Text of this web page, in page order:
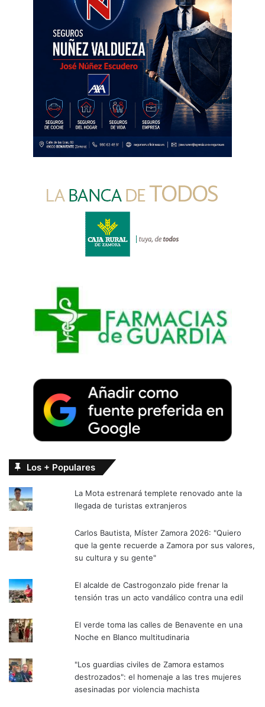
Los + Populares
La Mota estrenará templete renovado ante la
llegada de turistas extranjeros
Carlos Bautista, Míster Zamora 2026: "Quiero
que la gente recuerde a Zamora por sus valores,
su cultura y su gente"
El alcalde de Castrogonzalo pide frenar la
tensión tras un acto vandálico contra una edil
El verde toma las calles de Benavente en una
Noche en Blanco multitudinaria
"Los guardias civiles de Zamora estamos
destrozados": el homenaje a las tres mujeres
asesinadas por violencia machista